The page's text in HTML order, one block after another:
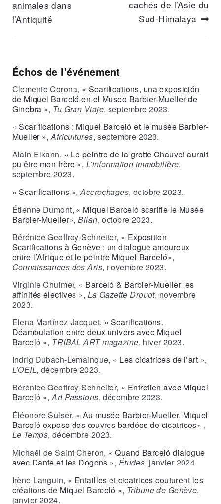
Effigie ancestrale kulap Sud de la Nouvelle-Irlande,
Papouasie-Nouvelle-Guinée. Craie. H. : 29,3 cm. Anc.
coll. Josef Mueller. Inv. 4317-C. Musée Barbier-Mueller.
Photo studio Ferrazzini Bouchet.
animales dans
l’Antiquité
cachés de l’Asie du
Sud-Himalaya
Échos de l'événement
Clemente Corona, « Scarifications, una exposición
de Miquel Barceló en el Museo Barbier-Mueller de
Ginebra », Tu Gran Viaje, septembre 2023.
«Scarifications : Miquel Barceló et le musée Barbier-
Mueller »,Africultures, septembre 2023.
Alain Elkann, « Le peintre de la grotte Chauvet aurait
pu être mon frère », L’information immobilière,
septembre 2023.
« Scarifications »,Accrochages, octobre 2023.
Étienne Dumont, « Miquel Barceló scarifie le Musée
Barbier-Mueller»,Bilan, octobre 2023.
Bérénice Geoffroy-Schneiter, « Exposition
Scarifications à Genève : un dialogue amoureux
entre l’Afrique et le peintre Miquel Barceló»,
Connaissances des Arts, novembre 2023.
Virginie Chuimer, « Barceló & Barbier-Mueller les
affinités électives », La Gazette Drouot, novembre
2023.
Elena Martínez-Jacquet, « Scarifications.
Déambulation entre deux univers avec Miquel
Barceló », TRIBAL ART magazine, hiver 2023.
Indrig Dubach-Lemainque, « Les cicatrices de l’art »,
L’OEIL, décembre 2023.
Bérénice Geoffroy-Schneiter, « Entretien avec Miquel
Barceló », Art Passions, décembre 2023.
Éléonore Sulser, « Au musée Barbier-Mueller, Miquel
Barceló expose des œuvres bardées de cicatrices« ,
Le Temps, décembre 2023.
Michaël de Saint Cheron, « Quand Barceló dialogue
avec Dante et les Dogons », Études, janvier 2024.
Irène Languin, « Entailles et cicatrices couturent les
créations de Miquel Barceló », Tribune de Genève,
janvier 2024.